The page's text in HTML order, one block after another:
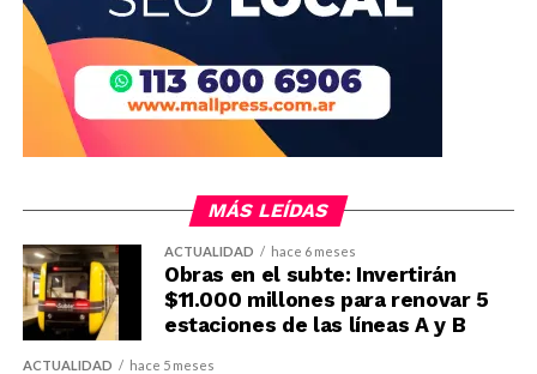
MÁS LEÍDAS
ACTUALIDAD hace 6 meses
Obras en el subte: Invertirán
$11.000 millones para renovar 5
estaciones de las líneas A y B
ACTUALIDAD hace 5 meses